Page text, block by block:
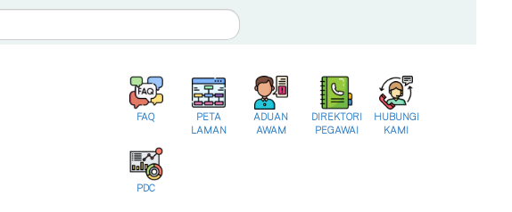
FAQ
PETA
LAMAN
ADUAN
AWAM
DIREKTORI
PEGAWAI
HUBUNGI
KAMI
PDC